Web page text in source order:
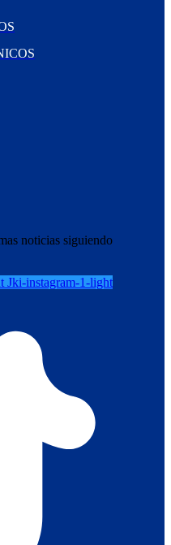
noticias siguiendo
Jki-instagram-1-light